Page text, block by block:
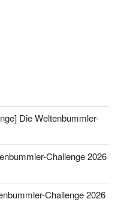
Die Weltenbummler-
Challenge 2026
Challenge 2026